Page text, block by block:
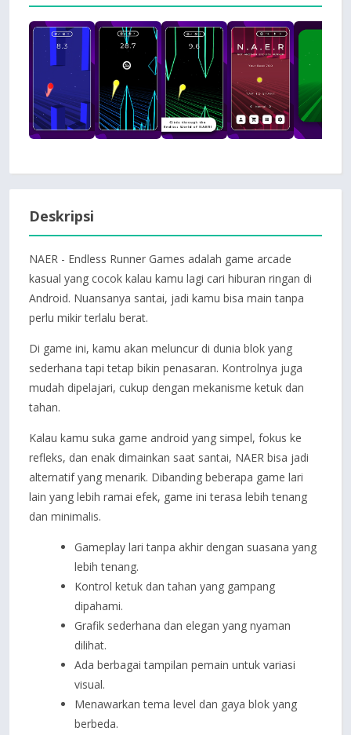
Deskripsi
NAER - Endless Runner Games adalah game arcade
kasual yang cocok kalau kamu lagi cari hiburan ringan di
Android. Nuansanya santai, jadi kamu bisa main tanpa
perlu mikir terlalu berat.
Di game ini, kamu akan meluncur di dunia blok yang
sederhana tapi tetap bikin penasaran. Kontrolnya juga
mudah dipelajari, cukup dengan mekanisme ketuk dan
tahan.
Kalau kamu suka game android yang simpel, fokus ke
refleks, dan enak dimainkan saat santai, NAER bisa jadi
alternatif yang menarik. Dibanding beberapa game lari
lain yang lebih ramai efek, game ini terasa lebih tenang
dan minimalis.
Gameplay lari tanpa akhir dengan suasana yang
lebih tenang.
Kontrol ketuk dan tahan yang gampang
dipahami.
Grafik sederhana dan elegan yang nyaman
dilihat.
Ada berbagai tampilan pemain untuk variasi
visual.
Menawarkan tema level dan gaya blok yang
berbeda.